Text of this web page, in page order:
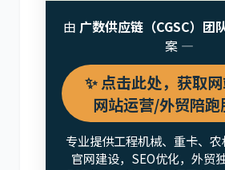
由 广数供应链（CGSC）团
案 —
✨ 点击此处，获取
网站运营/外贸陪跑
专业提供工程机械、重卡、
官网建设，SEO优化，外贸